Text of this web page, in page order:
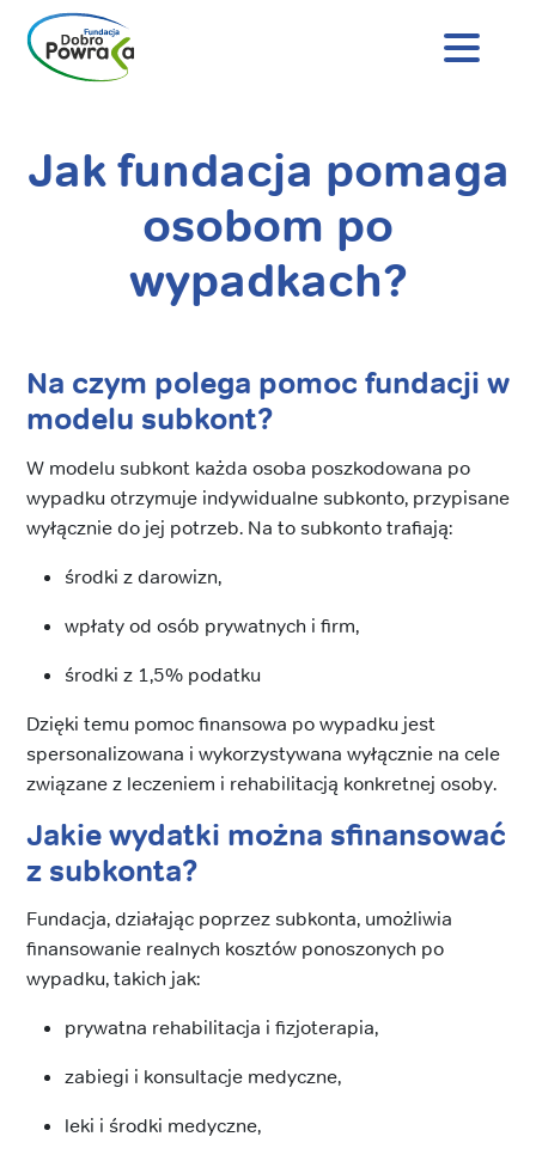
Nagłówek
Treść
głównaJak fundacja pomaga
osobom po
wypadkach?
Na czym polega pomoc fundacji w
modelu subkont?
W modelu subkont każda osoba poszkodowana po
wypadku otrzymuje indywidualne subkonto, przypisane
wyłącznie do jej potrzeb. Na to subkonto trafiają:
środki z darowizn,
wpłaty od osób prywatnych i firm,
środki z 1,5% podatku
Dzięki temu pomoc finansowa po wypadku jest
spersonalizowana i wykorzystywana wyłącznie na cele
związane z leczeniem i rehabilitacją konkretnej osoby.
Jakie wydatki można sfinansować
z subkonta?
Fundacja, działając poprzez subkonta, umożliwia
finansowanie realnych kosztów ponoszonych po
wypadku, takich jak:
prywatna rehabilitacja i fizjoterapia,
zabiegi i konsultacje medyczne,
leki i środki medyczne,